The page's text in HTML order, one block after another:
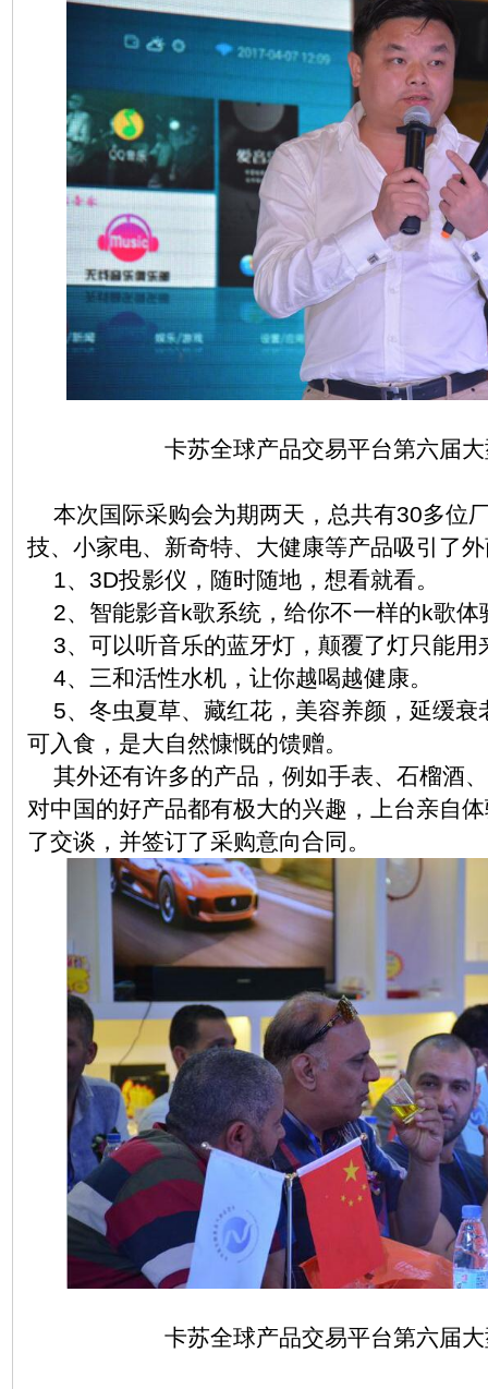
卡苏全球产品交易平台第六届
本次国际采购会为期两天，总共有30多位
技、小家电、新奇特、大健康等产品吸引了
1、3D投影仪，随时随地，想看就看。
2、智能影音k歌系统，给你不一样的k歌体
3、可以听音乐的蓝牙灯，颠覆了灯只能用
4、三和活性水机，让你越喝越健康。
5、冬虫夏草、藏红花，美容养颜，延缓衰
可入食，是大自然慷慨的馈赠。
其外还有许多的产品，例如手表、石榴酒
对中国的好产品都有极大的兴趣，上台亲自
了交谈，并签订了采购意向合同。
卡苏全球产品交易平台第六届